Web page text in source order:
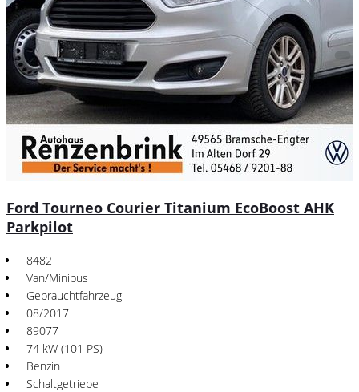
Ford Tourneo Courier Titanium EcoBoost AHK
Parkpilot
8482
Van/Minibus
Gebrauchtfahrzeug
08/2017
89077
74 kW (101 PS)
Benzin
Schaltgetriebe